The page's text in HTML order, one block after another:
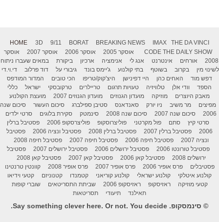
HOME 3D 9/11 BORAT BREAKING NEWS IMAX
THE DA VINCI
CODE THE DAILY SHOW אוסקר 2005 אוסקר 2006 אוסקר 2007
אוסקר
2008
אורחים אינטרנט אנג לי אנימציה ארכיון ביקורת
במאים שעברו ניתוח
לשינוי מין
בקרוב בשוטף בתי קולנוע ג'יימס בונד גיבורי על דוד פרלוב
די.וי.די
דפש מוד
האחים כהן היי דפינישן היצ'קוק/טריפו הכי טובים
המדור המודפס
הספד
וודי אלן טלוויזיה טעויות תרגום טריילרים טרקובסקי ישראל
כללי
מאבק היוצרים
מוזיקה מועדון הגנוזים מועדון הגנוזים 2007
מועצת הקולנוע
מפיצים
מר משיב ניו יורק סאנדאנס סטיבן ספילברג סיכום העשור
סיכום שנה
2006
סיכום שנה 2007 סיכום שנה 2008 סינמטק סקירת בלוגים
סרטי ילדים
סרטי קיץ
סתם פול מקרטני פוליצרוסקופ פוליצרסקופ 2006
פסטיבל ברלין
2006
פסטיבל ברלין 2007 פסטיבל ברלין 2008 פסטיבל ונציה 2006
פסטיבל
ונציה 2007
פסטיבל חיפה 2006 פסטיבל חיפה 2007
פסטיבל חיפה 2008
פסטיבל טורונטו 2006
פסטיבל ירושלים 2006 פסטיבל ירושלים 2007
פסטיבל
ירושלים 2008
פסטיבל קאן 2006 פסטיבל קאן 2007
פסטיבל קאן 2008
פסטיבלים
פרס אופיר 2006 פרס אופיר 2007 פרס אופיר 2008
קוונטין טרנטינו
קולנוע איטלקי
קולנוע ישראלי קולנוע קוריאני קטמנדו קטנוניזם
קטעי וידיאו
קטעי מוזיקה
ראזיסקופ ראזיסקופ 2006 שביתת התסריטאים
שוברי קופות
תאילנד
תיעודי תסריטאות
© סינמסקופ. Say something clever here. Or not. You decide.